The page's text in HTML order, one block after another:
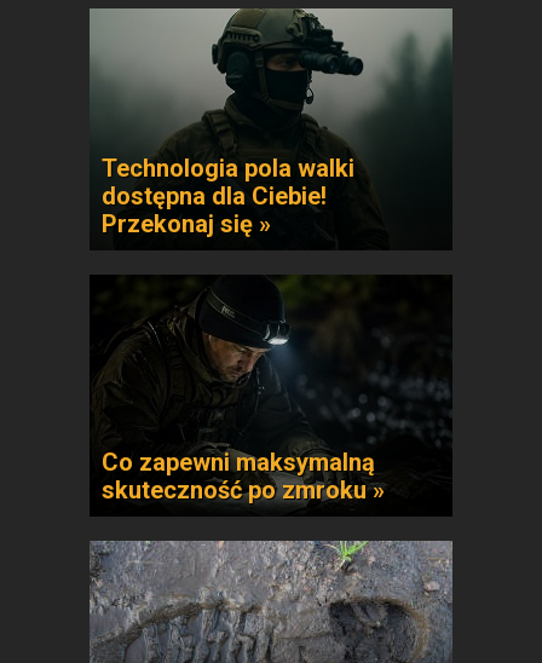
Technologia pola walki
dostępna dla Ciebie!
Przekonaj się »
Co zapewni maksymalną
skuteczność po zmroku »